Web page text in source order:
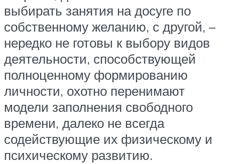
выбирать занятия на досуге по
собственному желанию, с другой, –
нередко не готовы к выбору видов
деятельности, способствующей
полноценному формированию
личности, охотно перенимают
модели заполнения свободного
времени, далеко не всегда
содействующие их физическому и
психическому развитию.